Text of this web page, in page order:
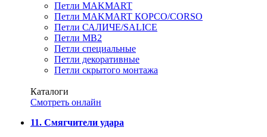
Петли MAKMART
Петли MAKMART КОРСО/CORSO
Петли САЛИЧЕ/SALICE
Петли MB2
Петли специальные
Петли декоративные
Петли скрытого монтажа
Каталоги
Смотреть онлайн
11. Смягчители удара